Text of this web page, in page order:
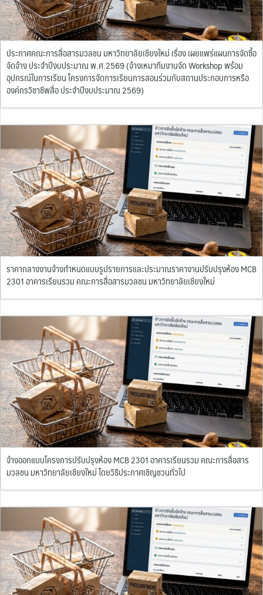
ประกาศคณะการสื่อสารมวลชน มหาวิทยาลัยเชียงใหม่ เรื่อง เผยแพร่แผนการจัดซื้อ
จัดจ้าง ประจำปีงบประมาณ พ.ศ.2569 (จ้างเหมาทีมงานจัด Workshop พร้อม
อุปกรณ์ในการเรียน โครงการจัดการเรียนการสอนร่วมกับสถานประกอบการหรือ
องค์กรวิชาชีพสื่อ ประจำปีงบประมาณ 2569)
ราคากลางงานจ้างกำหนดแบบรูปรายการและประมาณราคางานปรับปรุงห้อง MCB
2301 อาคารเรียนรวม คณะการสื่อสารมวลชน มหาวิทยาลัยเชียงใหม่
จ้างออกแบบโครงการปรับปรุงห้อง MCB 2301 อาคารเรียนรวม คณะการสื่อสาร
มวลชน มหาวิทยาลัยเชียงใหม่ โดยวิธีประกาศเชิญชวนทั่วไป